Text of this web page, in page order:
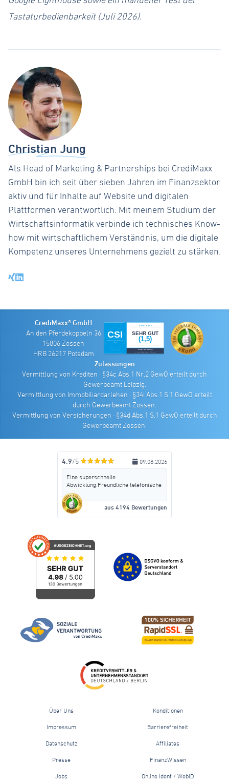
Tastaturbedienbarkeit (Juli 2026).
Christian Jung
Als Head of Marketing & Partnerships bei CrediMaxx
GmbH bin ich seit über sieben Jahren im Finanzsektor
aktiv und für Inhalte auf Website und digitalen
Plattformen verantwortlich. Mit meinem Studium der
Wirtschaftsinformatik verbinde ich technisches Know-
how mit wirtschaftlichem Verständnis, um die digitale
Kompetenz unseres Unternehmens gezielt zu stärken.
Xing-Profil von Christian Jung
LinkedIn-Profil von Christian Jung
CrediMaxx® GmbH
An den Pferdekoppeln 36
15806 Zossen
HRB 26217 Potsdam
Zulassungen
Vermittlung von Krediten · §34c Abs.1 Nr.2 GewO erteilt durch
Gewerbeamt Leipzig.
Vermittlung von Immobiliardarlehen · §34i Abs.1 S.1 GewO erteilt
durch Gewerbeamt Zossen.
Vermittlung von Versicherungen · §34d Abs.1 S.1 GewO erteilt durch
Gewerbeamt Zossen.
4.9/5 09.08.2026
Eine superschnelle
Abwicklung.Freundliche telefonische
Beratung ,ohne irgend welche
Zusatzkosten wie Versicherungen
aufschwatzen zu wollen.Meine erste
Wahl ,wenn ich noch mal Geld
aus 4194 Bewertungen
Über Uns Konditionen
Impressum Barrierefreiheit
Datenschutz Affiliates
Presse FinanzWissen
Jobs Online Ident / WebID